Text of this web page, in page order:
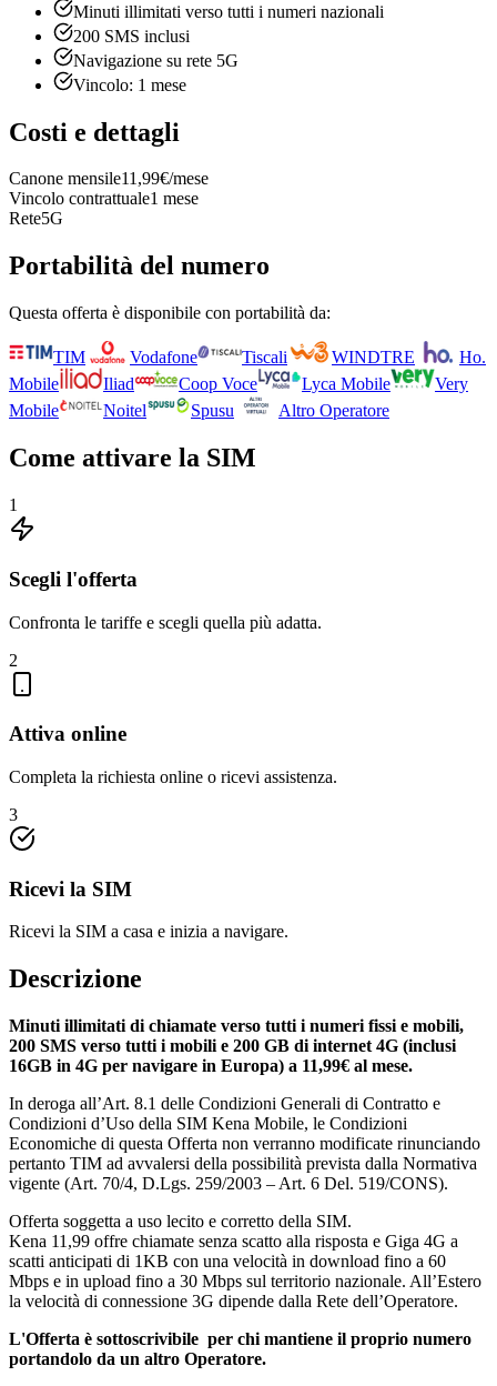
Minuti illimitati verso tutti i numeri nazionali
200 SMS inclusi
Navigazione su rete 5G
Vincolo: 1 mese
Costi e dettagli
Canone mensile11,99€/mese
Vincolo contrattuale1 mese
Rete5G
Portabilità del numero
Questa offerta è disponibile con portabilità da:
TIM Vodafone Tiscali WINDTRE
Ho.
Mobile
Iliad Coop Voce Lyca Mobile
Very
Mobile
Noitel Spusu Altro Operatore
Come attivare la SIM
1
Scegli l'offerta
Confronta le tariffe e scegli quella più adatta.
2
Attiva online
Completa la richiesta online o ricevi assistenza.
3
Ricevi la SIM
Ricevi la SIM a casa e inizia a navigare.
Descrizione
Minuti illimitati di chiamate verso tutti i numeri fissi e mobili,
200 SMS verso tutti i mobili e 200 GB di internet 4G (inclusi
16GB in 4G per navigare in Europa) a 11,99€ al mese.
In deroga all’Art. 8.1 delle Condizioni Generali di Contratto e
Condizioni d’Uso della SIM Kena Mobile, le Condizioni
Economiche di questa Offerta non verranno modificate rinunciando
pertanto TIM ad avvalersi della possibilità prevista dalla Normativa
vigente (Art. 70/4, D.Lgs. 259/2003 – Art. 6 Del. 519/CONS).
Offerta soggetta a uso lecito e corretto della SIM.
Kena 11,99 offre chiamate senza scatto alla risposta e Giga 4G a
scatti anticipati di 1KB con una velocità in download fino a 60
Mbps e in upload fino a 30 Mbps sul territorio nazionale. All’Estero
la velocità di connessione 3G dipende dalla Rete dell’Operatore.
L'Offerta è sottoscrivibile per chi mantiene il proprio numero
portandolo da un altro Operatore.